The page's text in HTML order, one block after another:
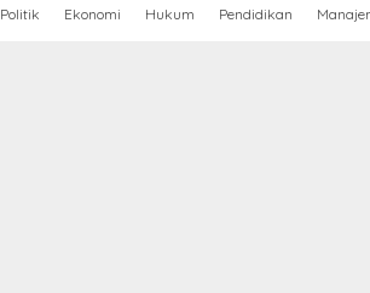
Politik Ekonomi Hukum Pendidikan